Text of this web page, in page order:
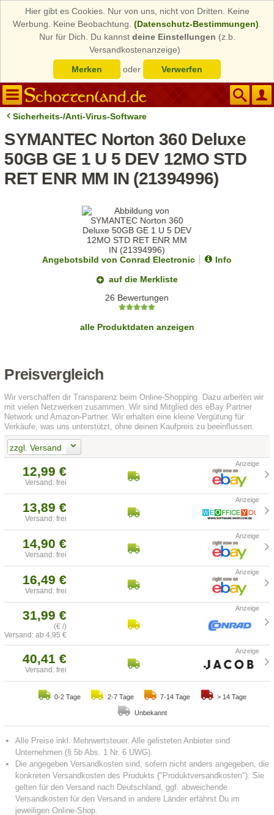
Hier gibt es Cookies. Nur von uns, nicht von Dritten. Keine
Werbung. Keine Beobachtung. (Datenschutz-Bestimmungen)
Nur für Dich. Du kannst deine Einstellungen (z.b.
Versandkostenanzeige)
Merken
oder Verwerfen
Sicherheits-/Anti-Virus-Software
SYMANTEC Norton 360 Deluxe
50GB GE 1 U 5 DEV 12MO STD
RET ENR MM IN (21394996)
Angebotsbild von Conrad Electronic
Info
auf die Merkliste
26 Bewertungen
alle Produktdaten anzeigen
Preisvergleich
Wir verschaffen dir Transparenz beim Online-Shopping. Dazu arbeiten wir
mit vielen Netzwerken zusammen. Wir sind Mitglied des eBay Partner
Network und Amazon-Partner. Wir erhalten eine kleine Vergütung für
Verkäufe, was uns unterstützt, ohne deinen Kaufpreis zu beeinflussen.
zzgl. Versand
12,99 €
Versand: frei
13,89 €
Versand: frei
14,90 €
Versand: frei
16,49 €
Versand: frei
31,99 €
(€ /)
Versand: ab 4,95 €
40,41 €
Versand: frei
0-2 Tage 2-7 Tage 7-14 Tage > 14 Tage
Unbekannt